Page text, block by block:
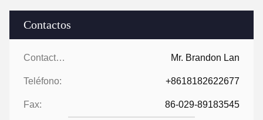
Contactos
Contactos: Mr. Brandon Lan
Teléfono: +8618182622677
Fax: 86-029-89183545